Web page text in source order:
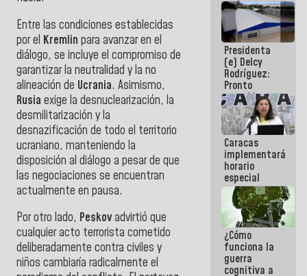
Entre las condiciones establecidas
por el Kremlin para avanzar en el
diálogo, se incluye el compromiso de
garantizar la neutralidad y la no
alineación de Ucrania. Asimismo,
Rusia exige la desnuclearización, la
desmilitarización y la
desnazificación de todo el territorio
ucraniano, manteniendo la
disposición al diálogo a pesar de que
las negociaciones se encuentran
actualmente en pausa.
Por otro lado, Peskovadvirtió que
cualquier acto terrorista cometido
deliberadamente contra civiles y
niños cambiaría radicalmente el
cada vez
que escribes
porque lo
que haces
es
embarrarla
Presidenta
(e) Delcy
Rodríguez:
Pronto
restableceremos
las
operaciones
en el
Aeropuerto
Internacional
de
Maiquetía
Caracas
implementará
horario
especial
para
adaptarse
al plan de
ahorro
energético
¿Cómo
funciona la
guerra
cognitiva a